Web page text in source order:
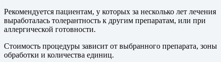
Рекомендуется пациентам, у которых за несколько лет лечения
выработалась толерантность к другим препаратам, или при
аллергической готовности.
Стоимость процедуры зависит от выбранного препарата, зоны
обработки и количества единиц.